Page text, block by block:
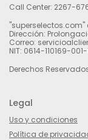
Call Center: 2267-
Dirección:
Correo:
NIT: 0614-110169-001-
Derechos
Legal
Uso y condiciones
Política de